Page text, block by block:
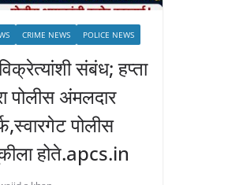
CRIME NEWS POLICE NEWS
संबंध; हप्ता
पोलीस अंमलदार
पोलीस
होते.apcs.in